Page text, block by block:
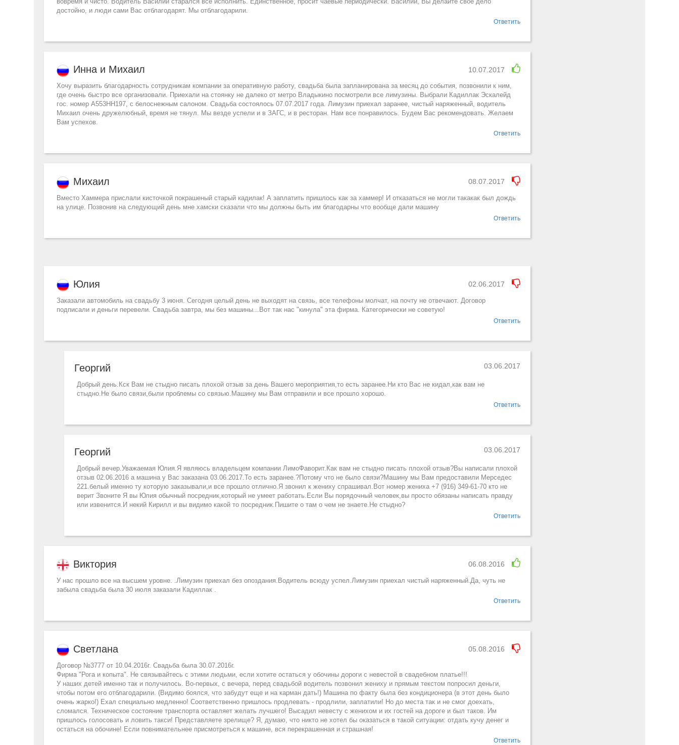
достойно, и люди сами Вас отблагодарят. Мы отблагодарили.
Ответить
Инна и Михаил 10.07.2017
Хочу выразить благодарность сотрудникам компании за оперативную работу, свадьба была запланирована за месяц до события, позвонили к ним,
где очень быстро все организовали. Приехали на стоянку не далеко от метро Владыкино посмотрели все лимузины. Выбрали Кадиллак Эскалейд
гос. номер А553НН197, с белоснежным салоном. Свадьба состоялось 07.07.2017 года. Лимузин приехал заранее, чистый наряженный, водитель
Михаил очень дружелюбный, время не тянул. Мы везде успели и в ЗАГС, и в ресторан. Нам все понравилось. Будем Вас рекомендовать. Желаем
Вам успехов.
Ответить
Михаил 08.07.2017
Вместо Хаммера прислали кисточкой покрашеный старый кадилак! А заплатить пришлось как за хаммер! И отказаться не могли такакак был дождь
на улице. Позвонив на следующий день мне хамски сказали что мы должны быть им благодарны что вообще дали машину
Ответить
Юлия 02.06.2017
Заказали автомобиль на свадьбу 3 июня. Сегодня целый день не выходят на связь, все телефоны молчат, на почту не отвечают. Договор
подписали и деньги перевели. Свадьба завтра, мы без машины...Вот так нас "кинула" эта фирма. Категорически не советую!
Ответить
Георгий 03.06.2017
Добрый день.Кск Вам не стыдно писать плохой отзыв за день Вашего мероприятия,то есть заранее.Ни кто Вас не кидал,как вам не
стыдно.Не было связи,были проблемы со связью.Машину мы Вам отправили и все прошло хорошо.
Ответить
Георгий 03.06.2017
Добрый вечер.Уважаемая Юлия.Я являюсь владельцем компании ЛимоФаворит.Как вам не стыдно писать плохой отзыв?Вы написали плохой
отзыв 02.06.2016 а машина у Вас заказана 03.06.2017.То есть заранее.?Потому что не было связи?Машину мы Вам предоставили Мерседес
221.белый именно ту которую заказывали,и все прошло отлично.Я звонил к жениху спрашивал.Вот номер жениха +7 (916) 349-61-70 кто не
верит Звоните Я вы Юлия обычный посредник,который не умеет работать.Если Вы порядочный человек,вы просто обязаны написать правду
или извенится.И некий Кирилл и вы видимо какой то посредник.Пишите о там о чем не знаете.Не стыдно?
Ответить
Виктория 06.08.2016
У нас прошло все на высшем уровне. .Лимузин приехал без опоздания.Водитель всюду успел.Лимузин приехал чистый наряженный.Да, чуть не
забыла свадьба была 30 июля заказали Кадиллак .
Ответить
Светлана 05.08.2016
Договор №3777 от 10.04.2016г. Свадьба была 30.07.2016г.
Фирма "Рога и копыта". Не связывайтесь с этими людьми, если хотите остаться у обочины дороги с невестой в свадебном платье!!!
У наших детей именно так и получилось. Во-первых, с вечера, перед свадьбой водитель позвонил жениху и прямым текстом попросил деньги,
чтобы потом его отблагодарили. (Видимо боялся, что забудут еще и на карман дать!) Машина по факту была без кондиционера (в этот день было
очень жарко!) Ехал специально медленно! Соответственно пришлось продлевать - продлили, заплатили! Но до места так и не смог доехать,
сломался. Техническое состояние транспорта оставляет желать лучшего! Высадил невесту с женихом и их гостей на дороге и был таков. Им
пришлось голосовать и ловить такси! Представляете зрелище? Я, думаю, что никто не хотел бы оказаться в такой ситуации: отдать кучу денег и
остаться на обочине! Если повнимательнее присмотреться к машине, вся перекрашенная и страшная!
Ответить